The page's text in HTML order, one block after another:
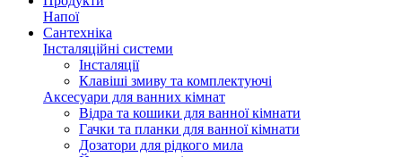
Напої
Сантехніка
Інсталяційні системи
Інсталяції
Клавіші змиву та комплектуючі
Аксесуари для ванних кімнат
Відра та кошики для ванної кімнати
Гачки та планки для ванної кімнати
Дозатори для рідкого мила